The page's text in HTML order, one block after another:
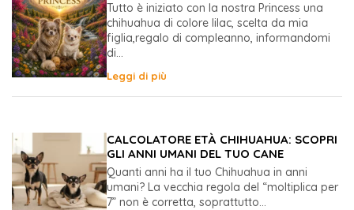
Tutto è iniziato con la nostra Princess una
chihuahua di colore lilac, scelta da mia
figlia,regalo di compleanno, informandomi
di...
Leggi di più
CALCOLATORE ETÀ CHIHUAHUA: SCOPRI
GLI ANNI UMANI DEL TUO CANE
Quanti anni ha il tuo Chihuahua in anni
umani? La vecchia regola del “moltiplica per
7” non è corretta, soprattutto...